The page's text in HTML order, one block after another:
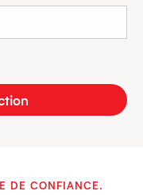
DE CONFIANCE.